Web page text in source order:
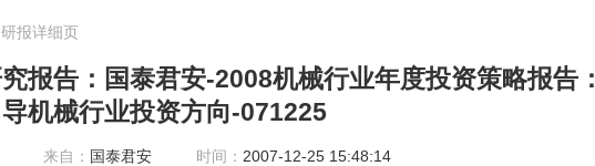
报详细页
报告：国泰君安-2008机械行业年度投资策略报告：
机械行业投资方向-071225
来自： 国泰君安 时间： 2007-12-25 15:48:14